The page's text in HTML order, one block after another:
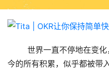
今的所有积累，似乎都被带